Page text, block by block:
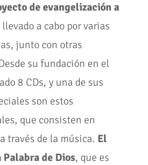
de evangelización a
llevado a cabo por varias
junto con otras
su fundación en el
8 CDs, y una de sus
son estos
que consisten en
través de la música. El
de Dios, que es